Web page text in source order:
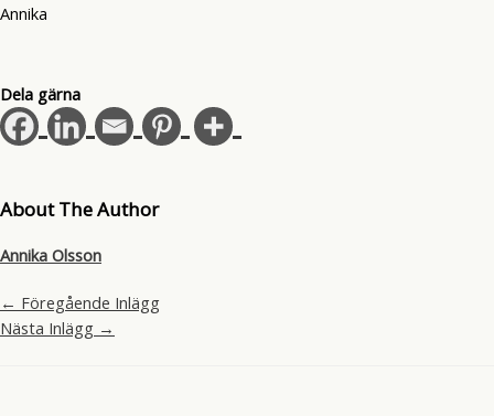
Annika
Dela gärna
About The Author
Annika Olsson
← Föregående Inlägg
Nästa Inlägg →